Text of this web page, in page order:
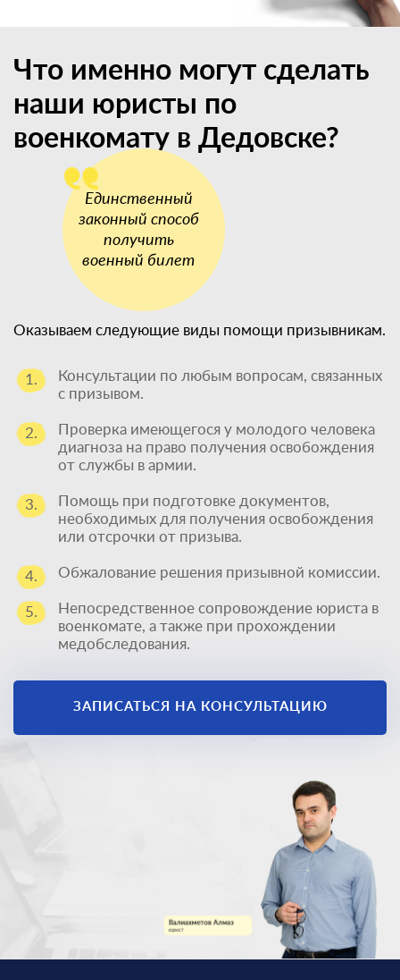
Что именно могут сделать
наши юристы по
военкомату в Дедовске?
Оказываем следующие виды помощи призывникам.
1.
Консультации по любым вопросам, связанных
с призывом.
2.
Проверка имеющегося у молодого человека
диагноза на право получения освобождения
от службы в армии.
3.
Помощь при подготовке документов,
необходимых для получения освобождения
или отсрочки от призыва.
4. Обжалование решения призывной комиссии.
5.
Непосредственное сопровождение юриста в
военкомате, а также при прохождении
медобследования.
ЗАПИСАТЬСЯ НА КОНСУЛЬТАЦИЮ